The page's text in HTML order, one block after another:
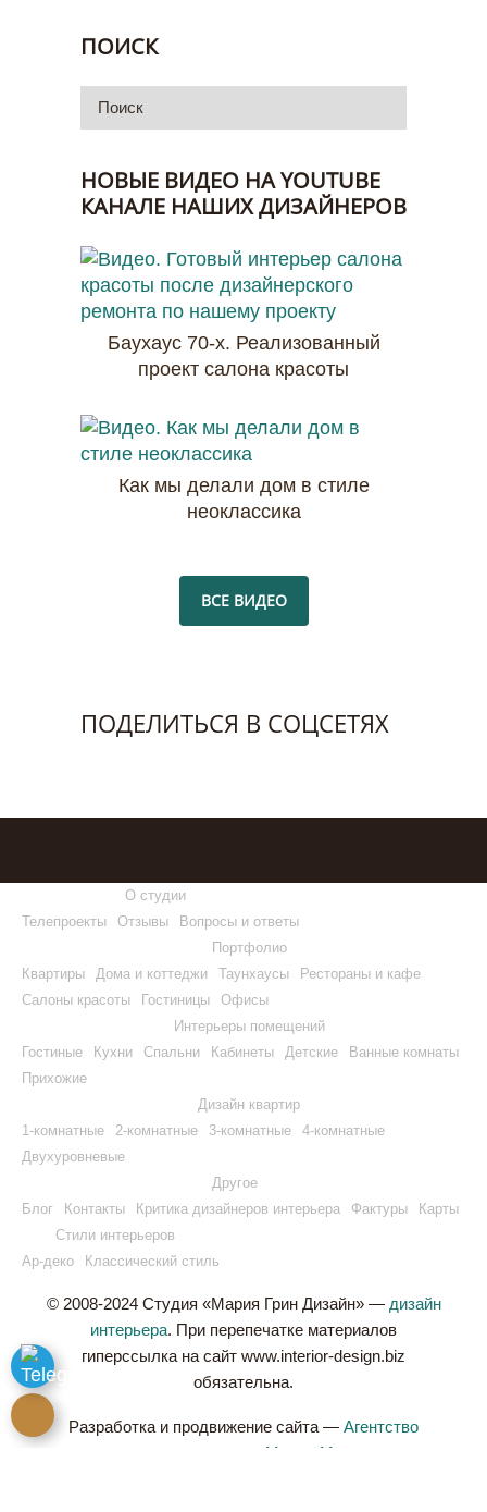
ПОИСК
НОВЫЕ ВИДЕО НА YOUTUBE
КАНАЛЕ НАШИХ ДИЗАЙНЕРОВ
Баухаус 70-х. Реализованный
проект салона красоты
Как мы делали дом в стиле
неоклассика
ВСЕ ВИДЕО
ПОДЕЛИТЬСЯ В СОЦСЕТЯХ
О студии
Телепроекты
Отзывы
Вопросы и ответы
Портфолио
Квартиры
Дома и коттеджи Таунхаусы
Рестораны и кафе
Салоны красоты
Гостиницы
Офисы
Интерьеры помещений
Гостиные
Кухни Спальни Кабинеты Детские
Ванные комнаты
Прихожие
Дизайн квартир
1-комнатные
2-комнатные 3-комнатные
4-комнатные
Двухуровневые
Другое
Блог
Контакты Критика дизайнеров интерьера Фактуры
Карты
Стили интерьеров
Ар-деко
Классический стиль
© 2008-2024 Студия «Мария Грин Дизайн» — дизайн
интерьера. При перепечатке материалов
гиперссылка на сайт www.interior-design.biz
обязательна.
Разработка и продвижение сайта — Агентство
интернет-маркетинга Медиа Матрикс